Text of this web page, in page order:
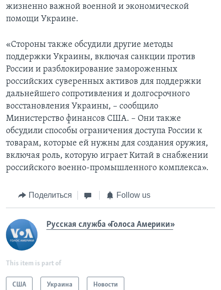
жизненно важной военной и экономической
помощи Украине.
«Стороны также обсудили другие методы
поддержки Украины, включая санкции против
России и разблокирование замороженных
российских суверенных активов для поддержки
дальнейшего сопротивления и долгосрочного
восстановления Украины, – сообщило
Министерство финансов США. – Они также
обсудили способы ограничения доступа России к
товарам, которые ей нужны для создания оружия,
включая роль, которую играет Китай в снабжении
российского военно-промышленного комплекса».
Поделиться Follow us
Русская служба «Голоса Америки»
This item is part of
США Украина Новости